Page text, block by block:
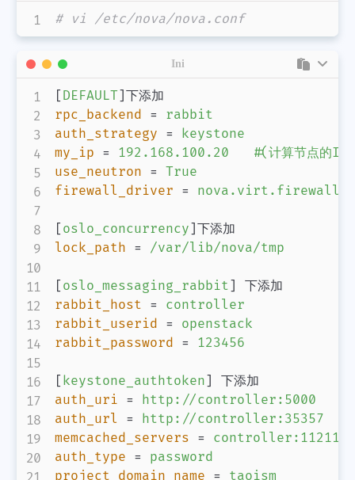
# vi /etc/nova/nova.conf
[ DEFAULT ]
rpc_backend =
rabbit
auth_strategy =
keystone
my_ip =
192.168.100.20   #(计算节点的IP
use_neutron = True
firewall_driver =
[ oslo_concurrency ]
lock_path = /var/lib/nova/tmp
[ oslo_messaging_rabbit ]
rabbit_host =
controller
rabbit_userid =
openstack
rabbit_password = 123456
[ keystone_authtoken ]
auth_uri =
http://controller:5000
auth_url =
http://controller:35357
memcached_servers =
controller:11211
auth_type =
password
project_domain_name = taoism
Ini